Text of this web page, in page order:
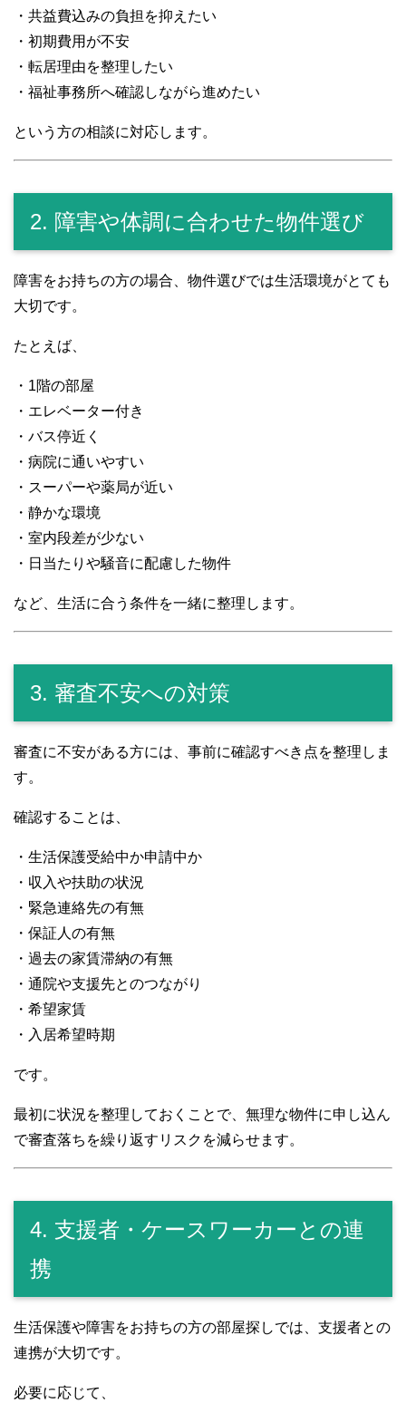
・共益費込みの負担を抑えたい
・初期費用が不安
・転居理由を整理したい
・福祉事務所へ確認しながら進めたい
という方の相談に対応します。
2. 障害や体調に合わせた物件選び
障害をお持ちの方の場合、物件選びでは生活環境がとても
大切です。
たとえば、
・1階の部屋
・エレベーター付き
・バス停近く
・病院に通いやすい
・スーパーや薬局が近い
・静かな環境
・室内段差が少ない
・日当たりや騒音に配慮した物件
など、生活に合う条件を一緒に整理します。
3. 審査不安への対策
審査に不安がある方には、事前に確認すべき点を整理しま
す。
確認することは、
・生活保護受給中か申請中か
・収入や扶助の状況
・緊急連絡先の有無
・保証人の有無
・過去の家賃滞納の有無
・通院や支援先とのつながり
・希望家賃
・入居希望時期
です。
最初に状況を整理しておくことで、無理な物件に申し込ん
で審査落ちを繰り返すリスクを減らせます。
4. 支援者・ケースワーカーとの連
携
生活保護や障害をお持ちの方の部屋探しでは、支援者との
連携が大切です。
必要に応じて、